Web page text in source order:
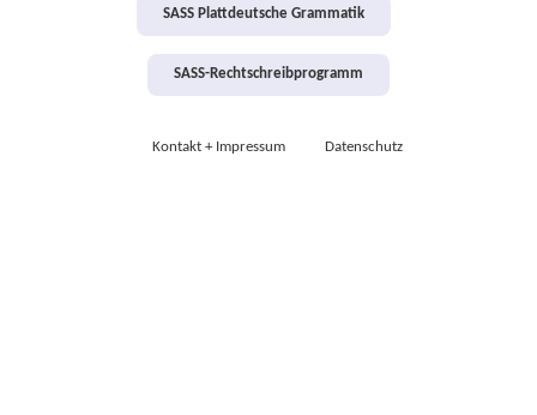
SASS Plattdeutsche Grammatik
SASS-Rechtschreibprogramm
Kontakt + Impressum Datenschutz